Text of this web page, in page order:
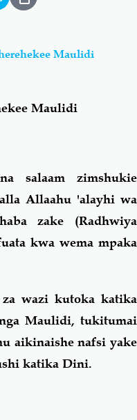
'ah (Uzushi)
Kauli Za Salaf
Majibu
Vitabu
Maulidi
Maulidi
salaam zimshukie
Allaahu 'alayhi wa
zake (Radhwiya
kwa wema mpaka
wazi kutoka katika
Maulidi, tukitumai
aikinaishe nafsi yake
katika Dini.